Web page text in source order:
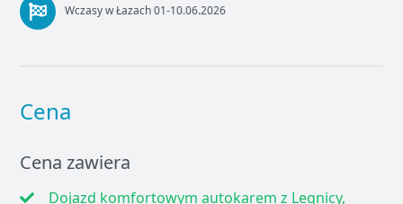
Wczasy w Łazach 01-10.06.2026
Cena
Cena zawiera
Dojazd komfortowym autokarem z Legnicy,